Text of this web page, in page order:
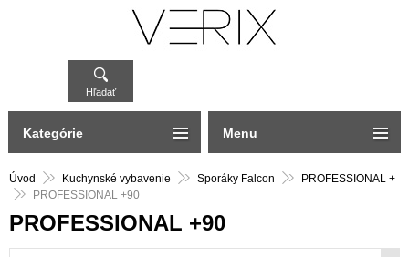
Hľadať
Úvod Kuchynské vybavenie Sporáky Falcon
PROFESSIONAL +
PROFESSIONAL +90
PROFESSIONAL +90
Kategórie Menu